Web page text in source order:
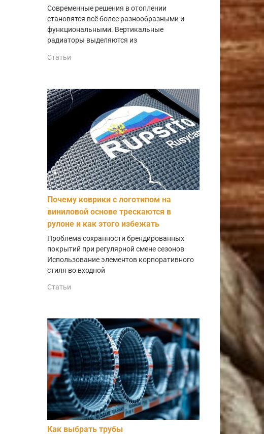
Современные решения в отоплении
становятся всё более разнообразными и
функциональными. Вертикальные
радиаторы выделяются из
Статьи
Почему коврики с логотипом на
виниловой основе трескаются в
рулоне и как этого избежать
Проблема сохранности брендированных
покрытий при регулярной смене сезонов
Использование элементов корпоративного
стиля во входной
Статьи
Как выбрать трубы